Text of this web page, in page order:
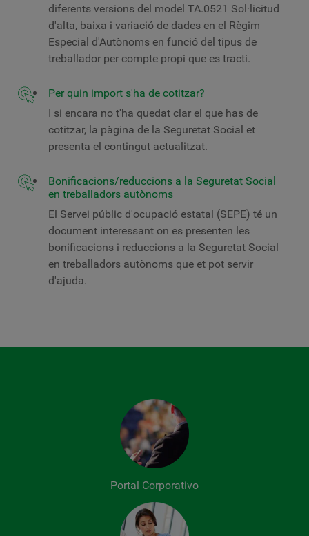
diferents versions del model TA.0521 Sol·licitud
d'alta, baixa i variació de dades en el Règim
Especial d'Autònoms en funció del tipus de
treballador per compte propi que es tracti.
Per quin import s'ha de cotitzar?
I si encara no t'ha quedat clar el que has de
cotitzar, la pàgina de la Seguretat Social et
presenta el contingut actualitzat.
Bonificacions/reduccions a la Seguretat Social
en treballadors autònoms
El Servei públic d'ocupació estatal (SEPE) té un
document interessant on es presenten les
bonificacions i reduccions a la Seguretat Social
en treballadors autònoms que et pot servir
d'ajuda.
Portal Corporativo